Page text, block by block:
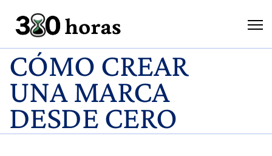
CÓMO CREAR
UNA MARCA
DESDE CERO